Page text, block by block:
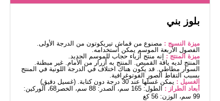
بلوز بني
ميزة النسيج : مصنوع من قماش تيريكوتون من الدرجة الأولى.
الفصول الأربعة الموسم يمكن استخدامه.
ميزة المنتج : إنه منتج أزياء حجاب للموسم الجديد.
المنتج لديه ياقة القميص. المنتج به أزرار من الأمام. غير مبطنة.
السوار مطاطي. قد يكون هناك اختلاف في الدرجة اللونية في المنتج
بسبب التقاط الصور الفوتوغرافية.
الغسيل : يمكن غسلها عند 30 درجة دون كتابة. (غسيل دقيق)
أبعاد الطراز :
الطول: 165 سم، الصدر: 88 سم، الخصر68، الوركين:
99 سم، الوزن: 56 كغ